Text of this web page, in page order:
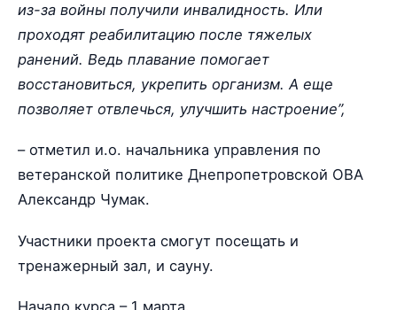
из-за войны получили инвалидность. Или
проходят реабилитацию после тяжелых
ранений. Ведь плавание помогает
восстановиться, укрепить организм. А еще
позволяет отвлечься, улучшить настроение”,
– отметил и.о. начальника управления по
ветеранской политике Днепропетровской ОВА
Александр Чумак.
Участники проекта смогут посещать и
тренажерный зал, и сауну.
Начало курса – 1 марта.